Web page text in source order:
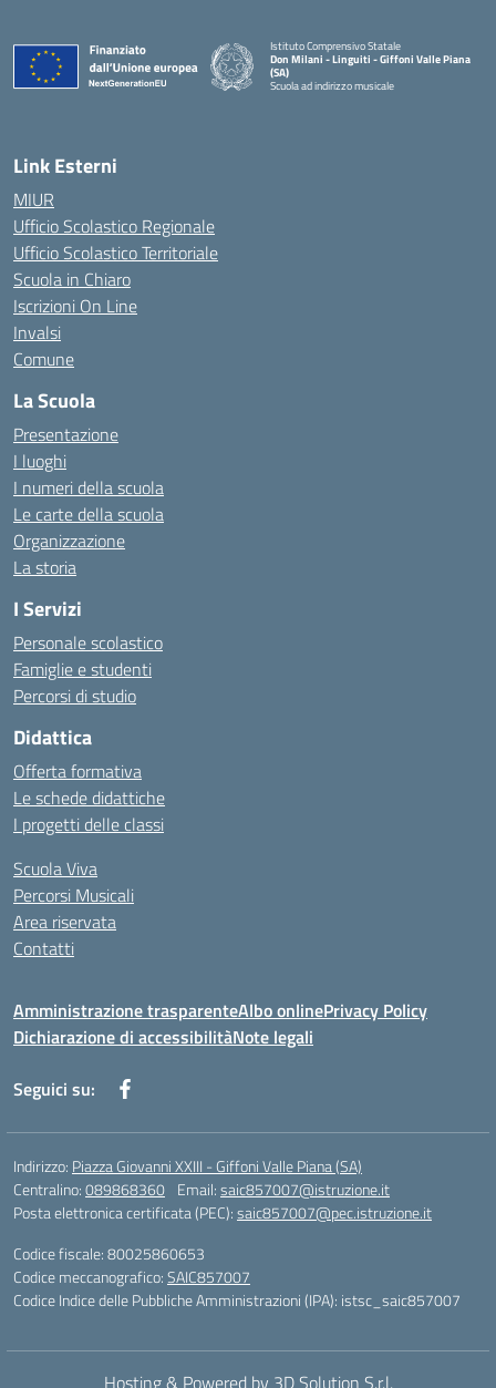
Istituto Comprensivo Statale
Don Milani - Linguiti - Giffoni Valle Piana
(SA)
Scuola ad indirizzo musicale
Link Esterni
MIUR
Ufficio Scolastico Regionale
Ufficio Scolastico Territoriale
Scuola in Chiaro
Iscrizioni On Line
Invalsi
Comune
La Scuola
Presentazione
I luoghi
I numeri della scuola
Le carte della scuola
Organizzazione
La storia
I Servizi
Personale scolastico
Famiglie e studenti
Percorsi di studio
Didattica
Offerta formativa
Le schede didattiche
I progetti delle classi
Scuola Viva
Percorsi Musicali
Area riservata
Contatti
Amministrazione trasparenteAlbo onlinePrivacy Policy
Dichiarazione di accessibilitàNote legali
Seguici su:
Indirizzo: Piazza Giovanni XXIII - Giffoni Valle Piana (SA)
Centralino:089868360 Email:saic857007@istruzione.it
Posta elettronica certificata (PEC):saic857007@pec.istruzione.it
Codice fiscale: 80025860653
Codice meccanografico:SAIC857007
Codice Indice delle Pubbliche Amministrazioni (IPA): istsc_saic857007
Hosting & Powered by 3D Solution S.r.l.